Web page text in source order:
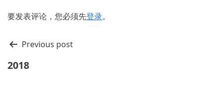
要发表评论，您必须先登录。
文
章
导
Previous post
2018